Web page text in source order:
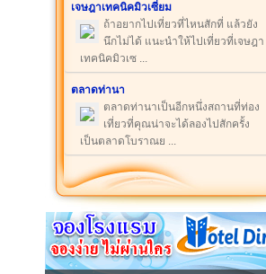
เจษฎาเทคนิคมิวเซี่ยม
ถ้าอยากไปเที่ยวที่ไหนสักที่ แล้วยัง
นึกไม่ได้ แนะนำให้ไปเที่ยวที่เจษฎา
เทคนิคมิวเซ ...
ตลาดท่านา
ตลาดท่านาเป็นอีกหนึ่งสถานที่ท่อง
เที่ยวที่คุณน่าจะได้ลองไปสักครั้ง
เป็นตลาดโบราณย ...